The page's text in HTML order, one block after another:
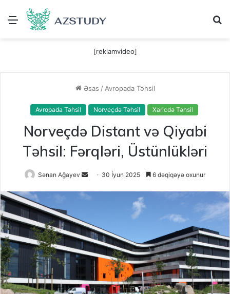
Menu
[reklamvideo]
Əsas / Avropada Təhsil
Avropada Təhsil Norveçdə Təhsil Xaricdə Təhsil
Norveçdə Distant və Qiyabi
Təhsil: Fərqləri, Üstünlükləri
Sənan Ağayev
Send
email
30 İyun 2025 6 dəqiqəyə oxunur